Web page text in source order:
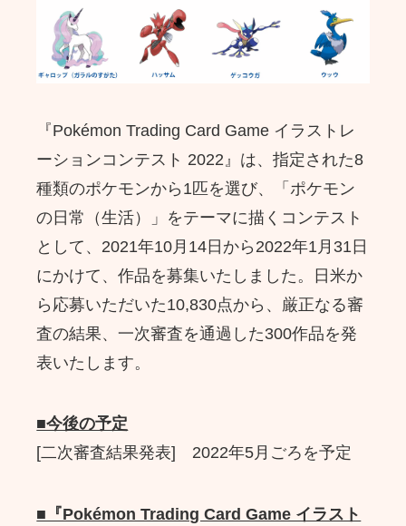
『Pokémon Trading Card Game イラストレ
ーションコンテスト 2022』は、指定された8
種類のポケモンから1匹を選び、「ポケモン
の日常（生活）」をテーマに描くコンテスト
として、2021年10月14日から2022年1月31日
にかけて、作品を募集いたしました。日米か
ら応募いただいた10,830点から、厳正なる審
査の結果、一次審査を通過した300作品を発
表いたします。
■今後の予定
[二次審査結果発表] 2022年5月ごろを予定
■『Pokémon Trading Card Game イラスト